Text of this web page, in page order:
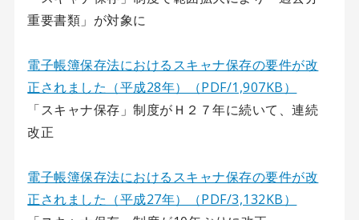
重要書類」が対象に
電子帳簿保存法におけるスキャナ保存の要件が改
正されました（平成28年）（PDF/1,907KB）
「スキャナ保存」制度がＨ２７年に続いて、連続
改正
電子帳簿保存法におけるスキャナ保存の要件が改
正されました（平成27年）（PDF/3,132KB）